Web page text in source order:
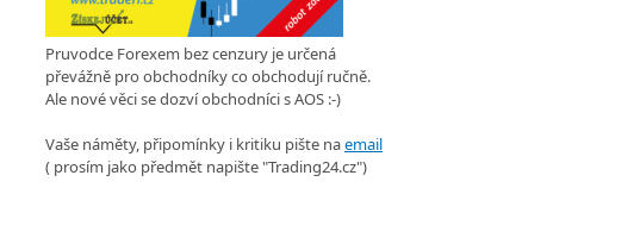
Pruvodce Forexem bez cenzury je určená
převážně pro obchodníky co obchodují ručně.
Ale nové věci se dozví obchodníci s AOS :-)
Vaše náměty, připomínky i kritiku pište naemail
( prosím jako předmět napište "Trading24.cz")